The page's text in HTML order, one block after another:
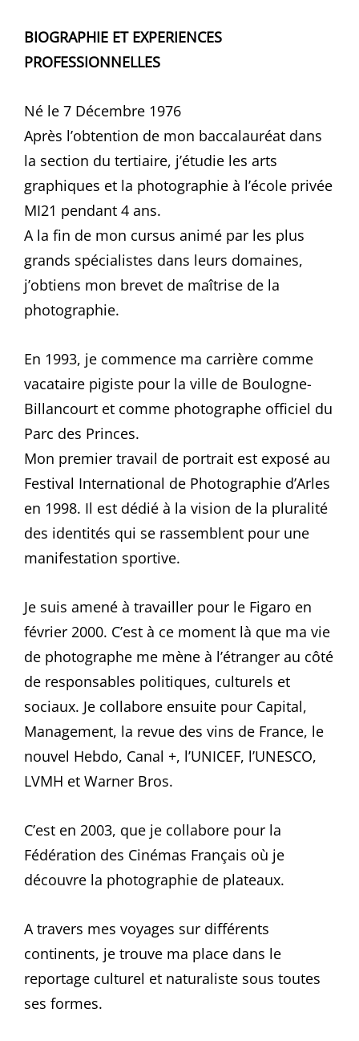
BIOGRAPHIE ET EXPERIENCES
PROFESSIONNELLES
Né le 7 Décembre 1976
Après l’obtention de mon baccalauréat dans
la section du tertiaire, j’étudie les arts
graphiques et la photographie à l’école privée
MI21 pendant 4 ans.
A la fin de mon cursus animé par les plus
grands spécialistes dans leurs domaines,
j’obtiens mon brevet de maîtrise de la
photographie.
En 1993, je commence ma carrière comme
vacataire pigiste pour la ville de Boulogne-
Billancourt et comme photographe officiel du
Parc des Princes.
Mon premier travail de portrait est exposé au
Festival International de Photographie d’Arles
en 1998. Il est dédié à la vision de la pluralité
des identités qui se rassemblent pour une
manifestation sportive.
Je suis amené à travailler pour le Figaro en
février 2000. C’est à ce moment là que ma vie
de photographe me mène à l’étranger au côté
de responsables politiques, culturels et
sociaux. Je collabore ensuite pour Capital,
Management, la revue des vins de France, le
nouvel Hebdo, Canal +, l’UNICEF, l’UNESCO,
LVMH et Warner Bros.
C’est en 2003, que je collabore pour la
Fédération des Cinémas Français où je
découvre la photographie de plateaux.
A travers mes voyages sur différents
continents, je trouve ma place dans le
reportage culturel et naturaliste sous toutes
ses formes.